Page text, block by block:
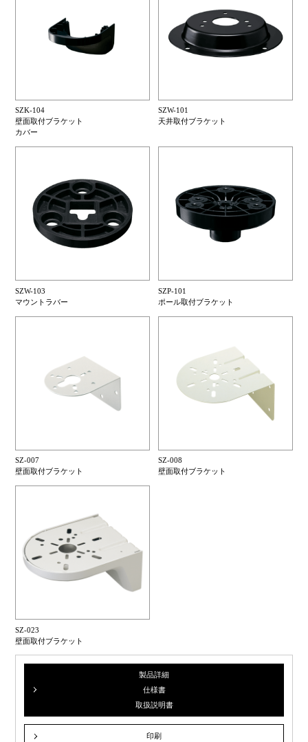
SZK-104
壁面取付ブラケット
カバー
SZW-101
天井取付ブラケット
SZW-103
マウントラバー
SZP-101
ポール取付ブラケット
SZ-007
壁面取付ブラケット
SZ-008
壁面取付ブラケット
SZ-023
壁面取付ブラケット
製品詳細
仕様書
取扱説明書
印刷